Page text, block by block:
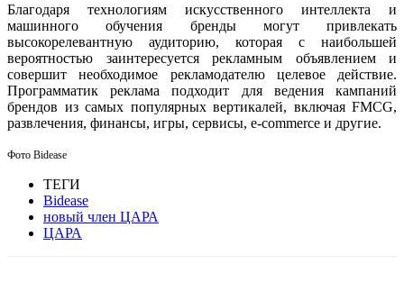
Благодаря технологиям искусственного интеллекта и
машинного обучения бренды могут привлекать
высокорелевантную аудиторию, которая с наибольшей
вероятностью заинтересуется рекламным объявлением и
совершит необходимое рекламодателю целевое действие.
Программатик реклама подходит для ведения кампаний
брендов из самых популярных вертикалей, включая FMCG,
развлечения, финансы, игры, сервисы, e-commerce и другие.
Фото Bidease
ТЕГИ
Bidease
новый член ЦАРА
ЦАРА